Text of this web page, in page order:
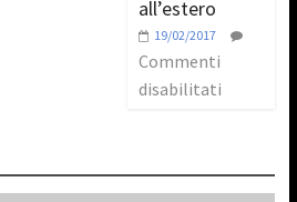
all’estero
19/02/2017
Commenti
disabilitati